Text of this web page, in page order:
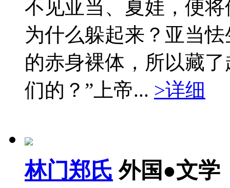
不见亚当、夏娃，便
为什么躲起来？亚当
的赤身裸体，所以藏
们的？”上帝... >详细
林门郑氏 外国●文学